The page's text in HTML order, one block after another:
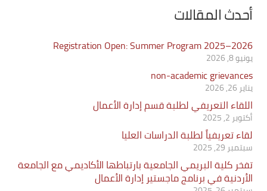
أحدث المقالات
Registration Open: Summer Program 2025–2026
يونيو 8, 2026
non-academic grievances
يناير 26, 2026
اللقاء التعريفي لطلبة قسم إدارة الأعمال
أكتوبر 2, 2025
لقاء تعريفياً لطلبة الدراسات العليا
سبتمبر 29, 2025
تفخر كلية البريمي الجامعية بارتباطها الأكاديمي مع الجامعة
الأردنية في برنامج ماجستير إدارة الأعمال